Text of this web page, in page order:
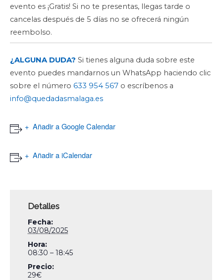
evento es ¡Gratis! Si no te presentas, llegas tarde o
cancelas después de 5 días no se ofrecerá ningún
reembolso.
¿ALGUNA DUDA? Si tienes alguna duda sobre este
evento puedes mandarnos un WhatsApp haciendo clic
sobre el número 633 954 567 o escríbenos a
info@quedadasmalaga.es
Añadir a Google Calendar
Añadir a iCalendar
Detalles
Fecha:
03/08/2025
Hora:
08:30 – 18:45
Precio:
29€